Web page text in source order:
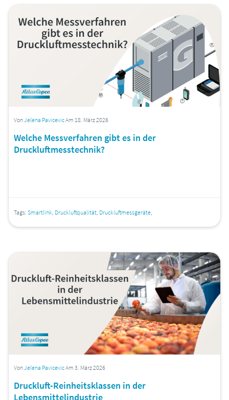
VonJelena PavicevicAm 18. März 2026
Welche Messverfahren gibt es in der
Druckluftmesstechnik?
Tags: Smartlink, Druckluftqualität, Druckluftmessgeräte,
VonJelena PavicevicAm 3. März 2026
Druckluft-Reinheitsklassen in der
Lebensmittelindustrie